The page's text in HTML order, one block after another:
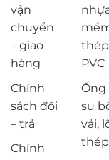
vận
chuyển
– giao
hàng
Chính
sách đổi
– trả
Chính
thép
PVC
Ống
su
vải,